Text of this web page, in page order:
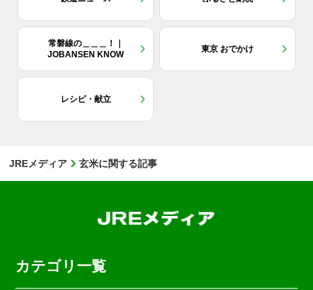
常磐線の＿＿＿！｜
JOBANSEN KNOW
東京 おでかけ
レシピ・献立
JREメディア 玄米に関する記事
カテゴリ一覧